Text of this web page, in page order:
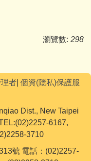
瀏覽數: 298
者 個資(隱私)保護服
Dist., New Taipei
6167,
3710
號 電話：(02)2257-